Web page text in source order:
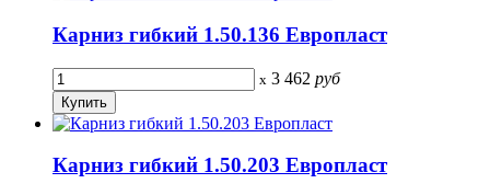
Карниз гибкий 1.50.136 Европласт
x 3 462 руб
Карниз гибкий 1.50.203 Европласт